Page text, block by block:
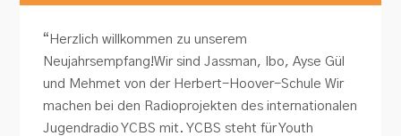
“Herzlich willkommen zu unserem
Neujahrsempfang!Wir sind Jassman, Ibo, Ayse Gül
und Mehmet von der Herbert-Hoover-Schule Wir
machen bei den Radioprojekten des internationalen
Jugendradio YCBS mit. YCBS steht für Youth